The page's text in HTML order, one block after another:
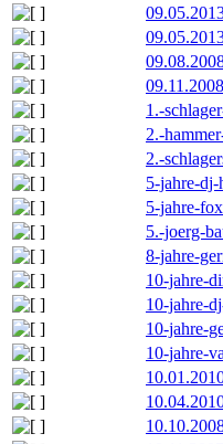
1.-
2.-
2.-
5-jahre-
5-jahre-
5.-joerg-
8-jahre-
10-jahre-
10-jahre-
10-jahre-
10-jahre-